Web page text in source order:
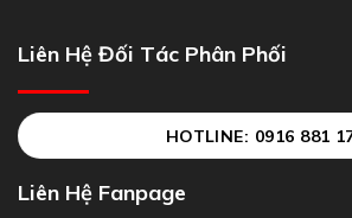
Liên Hệ Đối Tác Phân Phối
HOTLINE: 0916 881
Liên Hệ Fanpage